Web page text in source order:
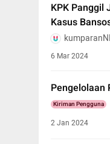
KPK Panggil
Kasus
6 Mar 2024
Pengelolaan
Kiriman Pengguna
2 Jan 2024